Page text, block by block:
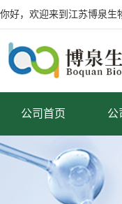
你好，欢迎来到江苏博泉生
公司首页 公